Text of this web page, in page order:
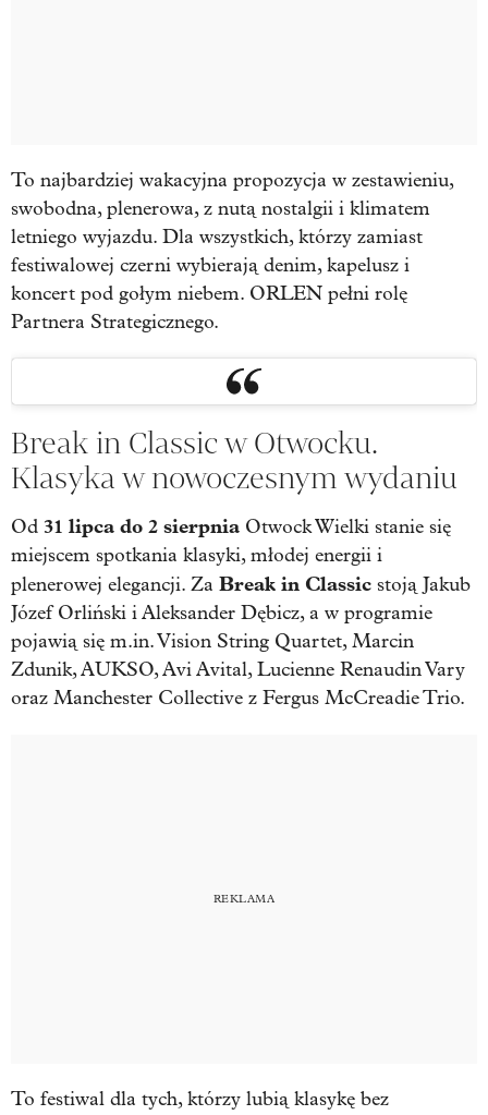
To najbardziej wakacyjna propozycja w zestawieniu,
swobodna, plenerowa, z nutą nostalgii i klimatem
letniego wyjazdu. Dla wszystkich, którzy zamiast
festiwalowej czerni wybierają denim, kapelusz i
koncert pod gołym niebem. ORLEN pełni rolę
Partnera Strategicznego.
Break in Classic w Otwocku.
Klasyka w nowoczesnym wydaniu
Od 31 lipca do 2 sierpnia Otwock Wielki stanie się
miejscem spotkania klasyki, młodej energii i
plenerowej elegancji. Za Break in Classic stoją Jakub
Józef Orliński i Aleksander Dębicz, a w programie
pojawią się m.in. Vision String Quartet, Marcin
Zdunik, AUKSO, Avi Avital, Lucienne Renaudin Vary
oraz Manchester Collective z Fergus McCreadie Trio.
To festiwal dla tych, którzy lubią klasykę bez